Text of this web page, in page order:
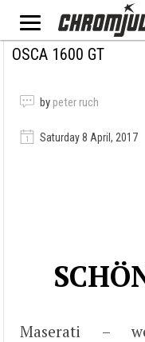
OSCA 1600 GT
by peter ruch
Saturday 8 April, 2017
Maserati –